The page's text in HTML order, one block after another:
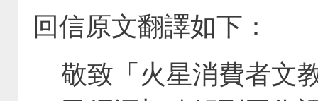
回信原文翻譯如下：
敬致「火星消費者文